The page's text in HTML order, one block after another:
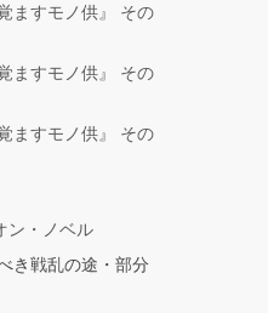
ますモノ供』 その
ますモノ供』 その
ますモノ供』 その
ン・ノベル
き戦乱の途・部分